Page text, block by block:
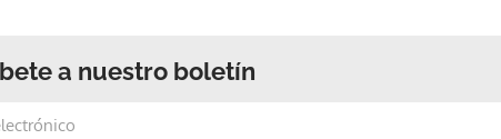
a nuestro boletín